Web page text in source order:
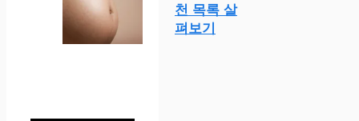
천 목록 살
펴보기